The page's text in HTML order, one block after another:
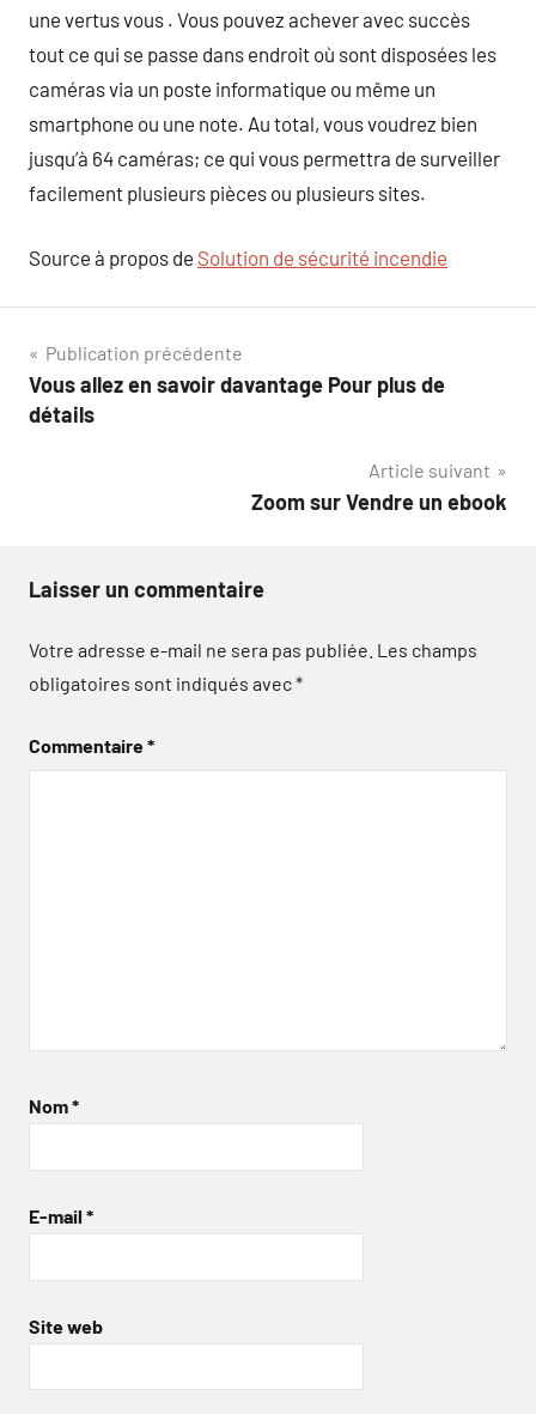
une vertus vous . Vous pouvez achever avec succès
tout ce qui se passe dans endroit où sont disposées les
caméras via un poste informatique ou même un
smartphone ou une note. Au total, vous voudrez bien
jusqu’à 64 caméras; ce qui vous permettra de surveiller
facilement plusieurs pièces ou plusieurs sites.
Source à propos de Solution de sécurité incendie
Navigation
de
Publication précédente
Vous allez en savoir davantage Pour plus de
détails
Article suivant
Zoom sur Vendre un ebook
Laisser un commentaire
Votre adresse e-mail ne sera pas publiée. Les champs
obligatoires sont indiqués avec*
Commentaire*
Nom*
E-mail *
Site web